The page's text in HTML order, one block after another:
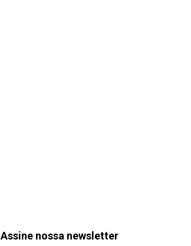
Assine nossa newsletter